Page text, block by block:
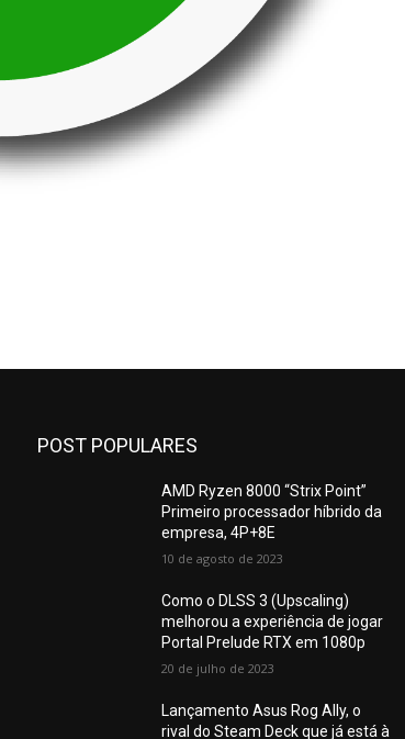
POST POPULARES
AMD Ryzen 8000 “Strix Point”
Primeiro processador híbrido da
empresa, 4P+8E
10 de agosto de 2023
Como o DLSS 3 (Upscaling)
melhorou a experiência de jogar
Portal Prelude RTX em 1080p
20 de julho de 2023
Lançamento Asus Rog Ally, o
rival do Steam Deck que já está à